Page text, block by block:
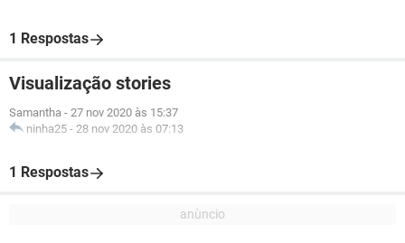
1 Respostas
Visualização stories
Samantha - 27 nov 2020 às 15:37
ninha25 - 28 nov 2020 às 07:13
1 Respostas